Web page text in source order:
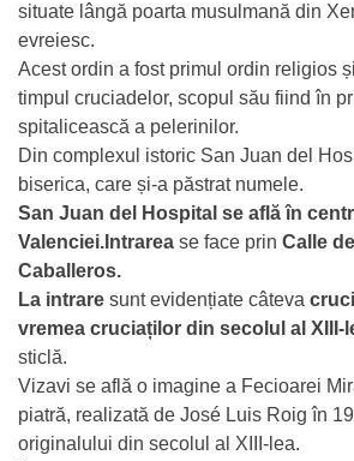
situate lângă poarta musulmană din
evreiesc.
Acest ordin a fost primul ordin religios
timpul cruciadelor, scopul său fiind în
spitalicească a pelerinilor.
Din complexul istoric San Juan del
biserica, care și-a păstrat numele.
San Juan del Hospital se află în
Valenciei.Intrarea se face prin Calle
Caballeros.
La intrare sunt evidențiate câteva
vremea cruciaților din secolul al XIII-
sticlă.
Vizavi se află o imagine a Fecioarei
piatră, realizată de José Luis Roig în
originalului din secolul al XIII-lea.